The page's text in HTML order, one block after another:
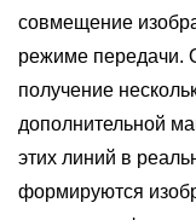
совмещение
режиме передачи.
получение
дополнительной
этих линий в
формируются